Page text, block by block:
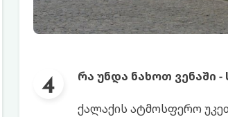
რა უნდა ნახოთ ვენაში
ქალაქის ატმოსფერო